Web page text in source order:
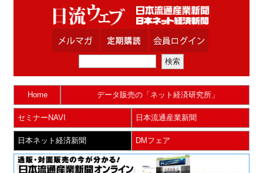
Home データ販売の「ネット経済研究所」
セミナーNAVI 日本流通産業新聞
日本ネット経済新聞 DMフェア